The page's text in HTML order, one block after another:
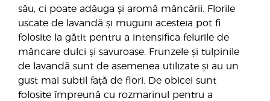
său, ci poate adăuga și aromă mâncării. Florile
uscate de lavandă și mugurii acesteia pot fi
folosite la gătit pentru a intensifica felurile de
mâncare dulci și savuroase. Frunzele și tulpinile
de lavandă sunt de asemenea utilizate și au un
gust mai subtil față de flori. De obicei sunt
folosite împreună cu rozmarinul pentru a